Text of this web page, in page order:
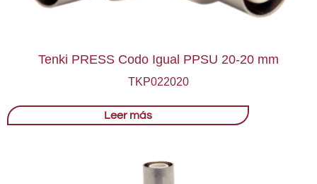
Tenki PRESS Codo Igual PPSU 20-20 mm
TKP022020
Leer más